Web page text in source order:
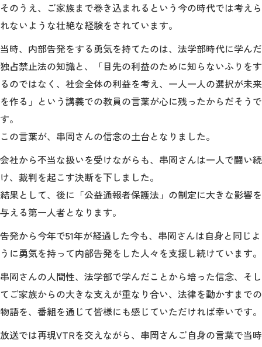
留学・国際交流
ボランティア
生涯学習・社会連携
入試情報サイト
2026年9月入学者向け 新入生サイト
MGグッズ オンラインショップ
（外部サイト）
そのうえ、ご家族まで巻き込まれるという今の時代では考えら
れないような壮絶な経験をされています。
当時、内部告発をする勇気を持てたのは、法学部時代に学んだ
独占禁止法の知識と、「目先の利益のために知らないふりをす
るのではなく、社会全体の利益を考え、一人一人の選択が未来
を作る」という講義での教員の言葉が心に残ったからだそうで
す。
この言葉が、串岡さんの信念の土台となりました。
会社から不当な扱いを受けながらも、串岡さんは一人で闘い続
け、裁判を起こす決断を下しました。
結果として、後に「公益通報者保護法」の制定に大きな影響を
与える第一人者となります。
告発から今年で51年が経過した今も、串岡さんは自身と同じよ
うに勇気を持って内部告発をした人々を支援し続けています。
串岡さんの人間性、法学部で学んだことから培った信念、そし
てご家族からの大きな支えが重なり合い、法律を動かすまでの
物語を、番組を通じて皆様にも感じていただければ幸いです。
放送では再現VTRを交えながら、串岡さんご自身の言葉で当時